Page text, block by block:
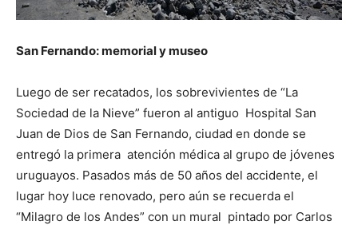
San Fernando: memorial y museo
Luego de ser recatados, los sobrevivientes de “La
Sociedad de la Nieve” fueron al antiguo Hospital San
Juan de Dios de San Fernando, ciudad en donde se
entregó la primera atención médica al grupo de jóvenes
uruguayos. Pasados más de 50 años del accidente, el
lugar hoy luce renovado, pero aún se recuerda el
“Milagro de los Andes” con un mural pintado por Carlos